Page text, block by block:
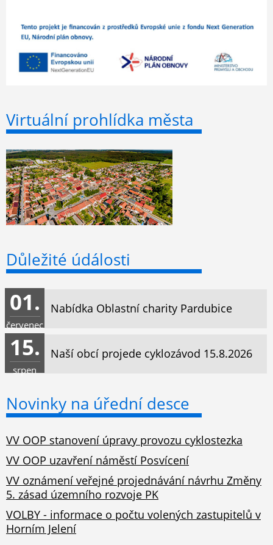
Virtuální prohlídka města
Důležité údálosti
Nabídka Oblastní charity Pardubice
01.
červenec
Naší obcí projede cyklozávod 15.8.2026
15.
srpen
Novinky na úřední desce
VV OOP stanovení úpravy provozu cyklostezka
VV OOP uzavření náměstí Posvícení
VV oznámení veřejné projednávání návrhu Změny
5. zásad územního rozvoje PK
VOLBY - informace o počtu volených zastupitelů v
Horním Jelení